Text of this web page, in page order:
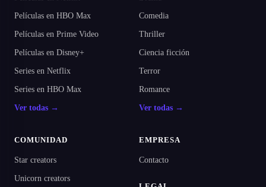
Películas en HBO Max
Películas en Prime Video
Películas en Disney+
Series en Netflix
Series en HBO Max
Ver todas →
Comedia
Thriller
Ciencia ficción
Terror
Romance
Ver todas →
COMUNIDAD
Star creators
Unicorn creators
EMPRESA
Contacto